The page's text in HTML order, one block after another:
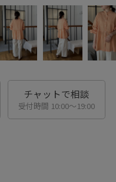
チャットで相談
受付時間 10:00〜19:00